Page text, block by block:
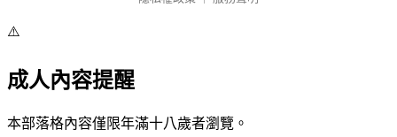
⚠️
成人內容提醒
本部落格內容僅限年滿十八歲者瀏覽。